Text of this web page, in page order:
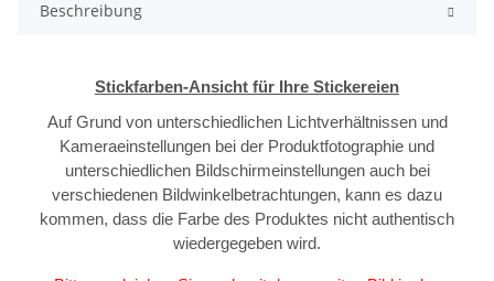
Beschreibung
Stickfarben-Ansicht für Ihre Stickereien
Auf Grund von unterschiedlichen Lichtverhältnissen und
Kameraeinstellungen bei der Produktfotographie und
unterschiedlichen Bildschirmeinstellungen auch bei
verschiedenen Bildwinkelbetrachtungen, kann es dazu
kommen, dass die Farbe des Produktes nicht authentisch
wiedergegeben wird.